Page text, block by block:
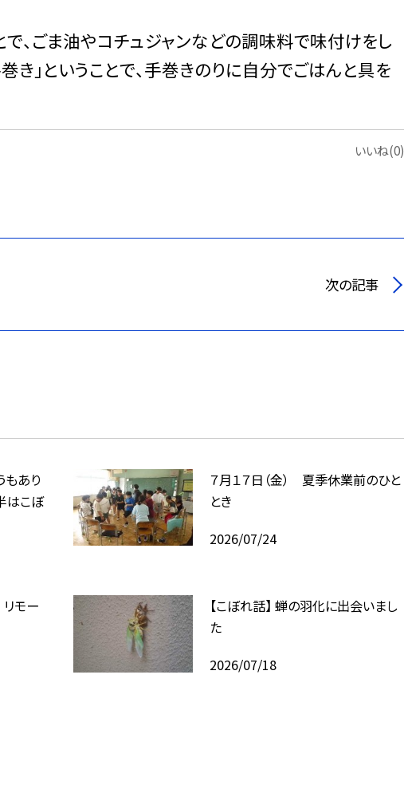
、ごま油やコチュジャンなどの調味料で味付けをし
き」ということで、手巻きのりに自分でごはんと具を
いいね(0)
次の記事
もあり
はこぼ
７月１７日（金） 夏季休業前のひと
とき
2026/07/24
モー
【こぼれ話】 蝉の羽化に出会いまし
た
2026/07/18